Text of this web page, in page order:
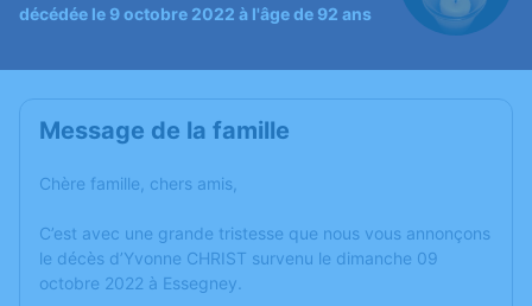
décédée le 9 octobre 2022 à l'âge de 92 ans
Message de la famille
Chère famille, chers amis,
C’est avec une grande tristesse que nous vous annonçons
le décès d’Yvonne CHRIST survenu le dimanche 09
octobre 2022 à Essegney.